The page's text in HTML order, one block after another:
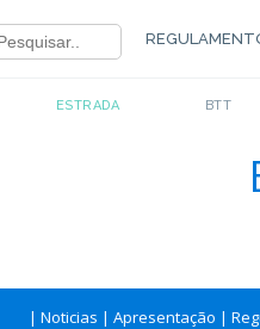
ESTRADA BTT
| Noticias | Apresentação |